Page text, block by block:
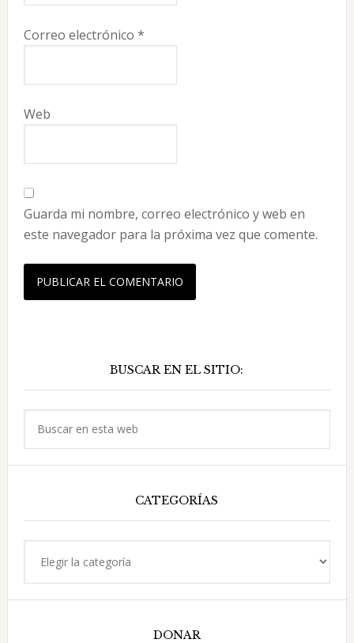
Correo electrónico *
Web
Guarda mi nombre, correo electrónico y web en
este navegador para la próxima vez que comente.
principal
BUSCAR EN EL SITIO:
CATEGORÍAS
DONAR